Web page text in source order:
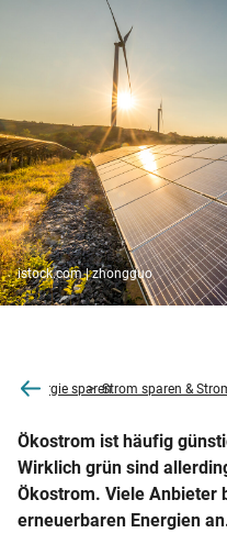
istock.com | zhongguo
Energie sparenStrom sparen &
Ökostrom ist häufig
Wirklich grün sind
Ökostrom. Viele Anbieter
erneuerbaren Energien